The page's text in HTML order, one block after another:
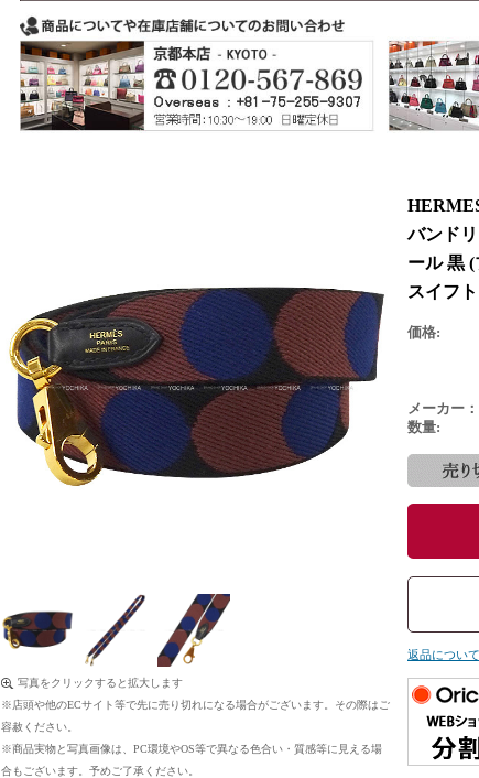
写真をクリックすると拡大します
※店頭や他のECサイト等で先に売り切れになる場合がございます。その際はご
容赦ください。
※商品実物と写真画像は、PC環境やOS等で異なる色合い・質感等に見える場
合もございます。予めご了承ください。
バンド
ール 黒
スイフ
価格:
メーカー：
数量:
返品につい